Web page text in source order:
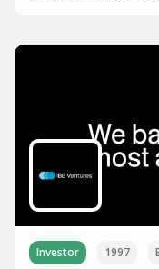
Investor 1997